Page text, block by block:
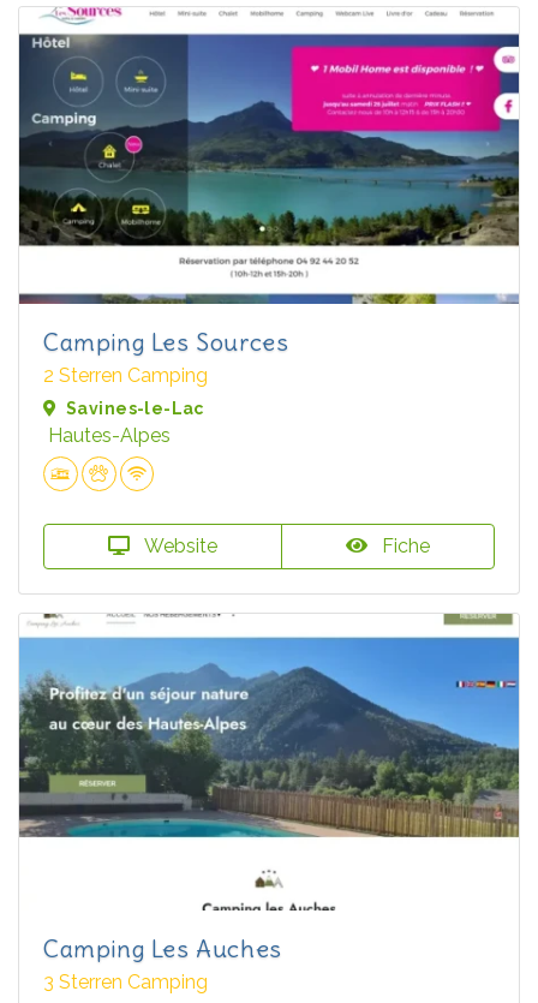
Camping Les Sources
2 Sterren Camping
Savines-le-Lac
Hautes-Alpes
Website Fiche
Camping Les Auches
3 Sterren Camping